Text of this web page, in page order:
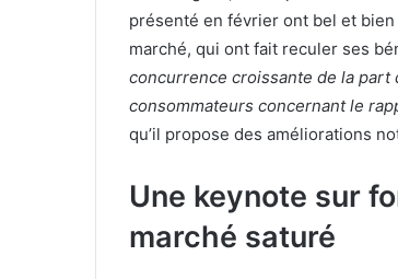
présenté en février ont bel et
marché, qui ont fait reculer ses
concurrence croissante de la
consommateurs concernant le
qu’il propose des améliorations
Une keynote sur
marché saturé